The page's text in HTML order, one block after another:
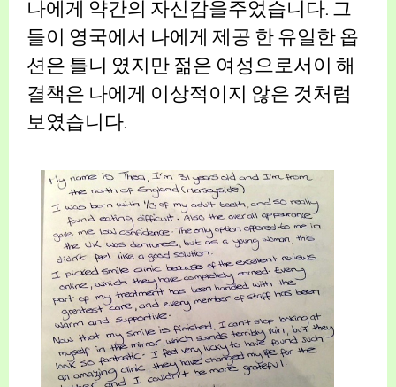
나에게 약간의 자신감을주었습니다. 그
들이 영국에서 나에게 제공 한 유일한 옵
션은 틀니 였지만 젊은 여성으로서이 해
결책은 나에게 이상적이지 않은 것처럼
보였습니다.